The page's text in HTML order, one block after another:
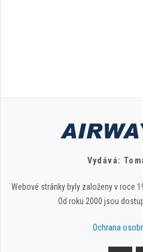
Vydává:
Webové stránky byly založeny v roce
Od roku 2000 jsou
Ochrana